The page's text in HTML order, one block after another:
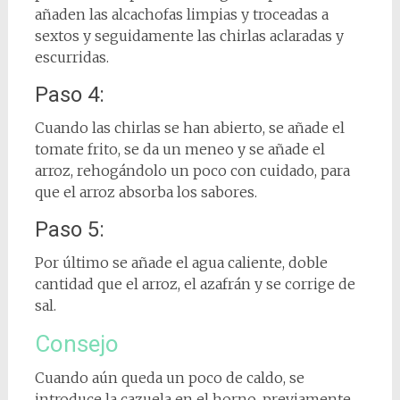
añaden las alcachofas limpias y troceadas a
sextos y seguidamente las chirlas aclaradas y
escurridas.
Paso 4:
Cuando las chirlas se han abierto, se añade el
tomate frito, se da un meneo y se añade el
arroz, rehogándolo un poco con cuidado, para
que el arroz absorba los sabores.
Paso 5:
Por último se añade el agua caliente, doble
cantidad que el arroz, el azafrán y se corrige de
sal.
Consejo
Cuando aún queda un poco de caldo, se